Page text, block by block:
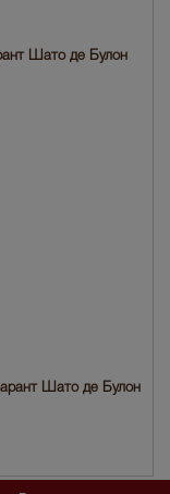
Шато де Булон
Шато де Булон